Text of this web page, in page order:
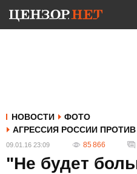
НОВОСТИ
ФОТО
АГРЕССИЯ РОССИИ
09.01.16 23:09 85 866
"Не будет